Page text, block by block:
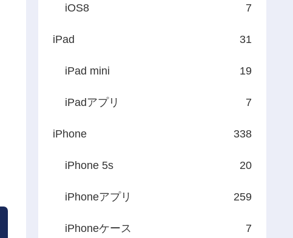
iOS8 7
iPad 31
iPad mini 19
iPadアプリ 7
iPhone 338
iPhone 5s 20
iPhoneアプリ 259
iPhoneケース 7